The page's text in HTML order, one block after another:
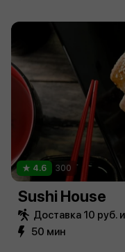
4.6 300
Sushi House
Доставка 10 руб.
50 мин